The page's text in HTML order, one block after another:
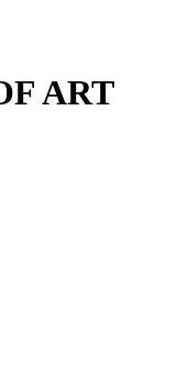
ART